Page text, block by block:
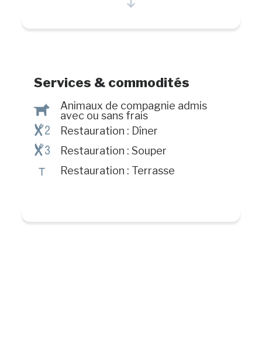
fraise. Avec plus de 80 choix de
27 ans!
Services & commodités
Â
Animaux de compagnie admis
avec ou sans frais
¶@ Restauration : Dîner
¶# Restauration : Souper
÷ Restauration : Terrasse